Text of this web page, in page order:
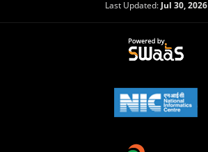
Last Updated: Jul 30, 2026